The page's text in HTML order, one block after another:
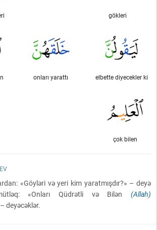
gökleri
elbette diyecekler ki
onları yarattı
çok bilen
«Göyləri və yeri kim yaratmışdır?» – deyə
«Onları Qüdrətli və Bilən (Allah)
deyəcəklər.